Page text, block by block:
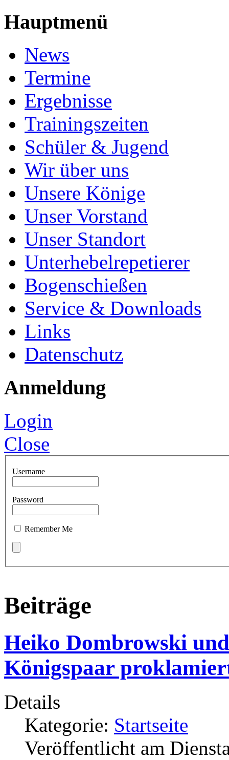
Hauptmenü
News
Termine
Ergebnisse
Trainingszeiten
Schüler & Jugend
Wir über uns
Unsere Könige
Unser Vorstand
Unser Standort
Unterhebelrepetierer
Bogenschießen
Service & Downloads
Links
Datenschutz
Anmeldung
Login
Close
Username
Password
Remember Me
Beiträge
Heiko Dombrowski
Königspaar
Details
Kategorie: Startseite
Veröffentlicht am